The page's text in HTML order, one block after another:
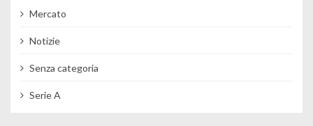
Mercato
Notizie
Senza categoria
Serie A